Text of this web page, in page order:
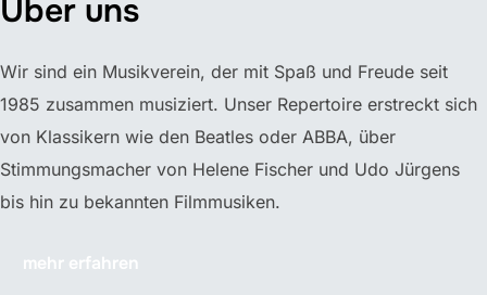
Über uns
Wir sind ein Musikverein, der mit Spaß und Freude seit
1985 zusammen musiziert. Unser Repertoire erstreckt sich
von Klassikern wie den Beatles oder ABBA, über
Stimmungsmacher von Helene Fischer und Udo Jürgens
bis hin zu bekannten Filmmusiken.
mehr erfahren